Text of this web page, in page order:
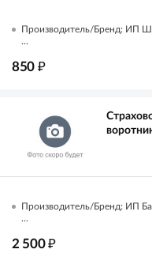
Производитель/Бренд: ИП
...
850 ₽
Производитель/Бренд: ИП
...
2 500₽